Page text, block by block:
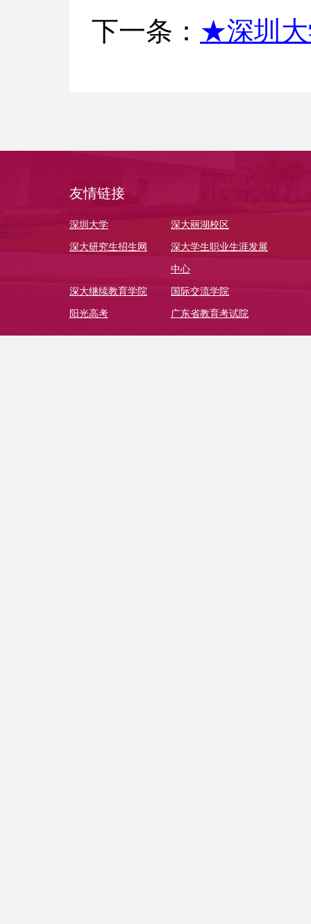
下一条： ★深圳大
友情链接
深圳大学 深大丽湖校区
深大研究生招生网 深大学生职业生涯发展
中心
深大继续教育学院 国际交流学院
阳光高考 广东省教育考试院